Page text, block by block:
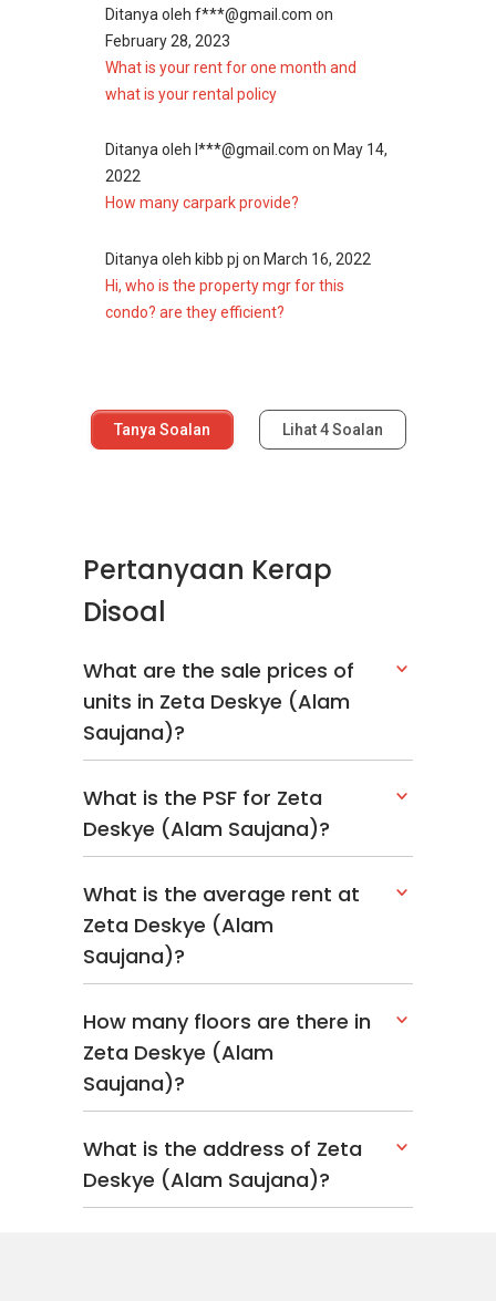
Ditanya oleh f***@gmail.com on
February 28, 2023
What is your rent for one month and
what is your rental policy
Ditanya oleh l***@gmail.com on May 14,
2022
How many carpark provide?
Ditanya oleh kibb pj on March 16, 2022
Hi, who is the property mgr for this
condo? are they efficient?
Tanya Soalan Lihat4Soalan
Pertanyaan Kerap
Disoal
What are the sale prices of
units in Zeta Deskye (Alam
Saujana)?
What is the PSF for Zeta
Deskye (Alam Saujana)?
What is the average rent at
Zeta Deskye (Alam
Saujana)?
How many floors are there in
Zeta Deskye (Alam
Saujana)?
What is the address of Zeta
Deskye (Alam Saujana)?